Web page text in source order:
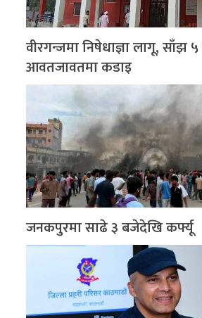
वीरगन्जमा निषेधाज्ञा लागू, साँझ
आवतजावतमा कडाइ
जनकपुरमा साढे ३ बजेदेखि कर्फ्यू